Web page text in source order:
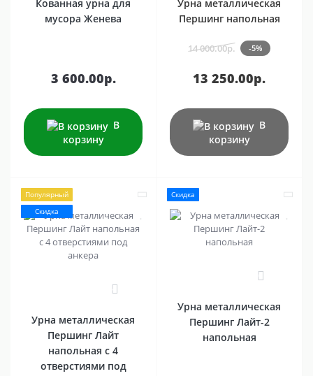
Кованная урна для
мусора Женева
3 600.00р.
В
корзину
Урна металлическая
Першинг напольная
14 000.00р. -5%
13 250.00р.
В
корзину
Популярный
Скидка
4
Урна металлическая
Першинг Лайт
напольная с 4
отверстиями под
Скидка
0
Урна металлическая
Першинг Лайт-2
напольная